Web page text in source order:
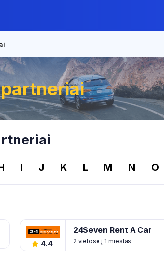
I J K L M N O
4.4
24Seven Rent A Car
2 vietose į 1 miestas